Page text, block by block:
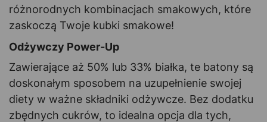
różnorodnych kombinacjach smakowych, które
zaskoczą Twoje kubki smakowe!
Odżywczy Power-Up
Zawierające aż 50% lub 33% białka, te batony są
doskonałym sposobem na uzupełnienie swojej
diety w ważne składniki odżywcze. Bez dodatku
zbędnych cukrów, to idealna opcja dla tych,